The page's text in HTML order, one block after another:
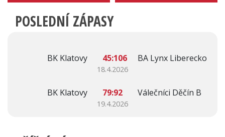
POSLEDNÍ ZÁPASY
BK Klatovy 45:106 BA Lynx Liberecko
18.4.2026
BK Klatovy 79:92 Válečníci Děčín B
19.4.2026